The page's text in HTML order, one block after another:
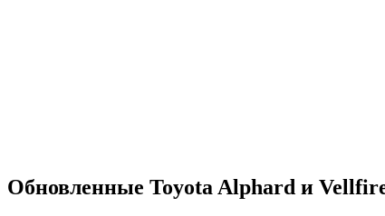
Обновленные Toyota Alphard и